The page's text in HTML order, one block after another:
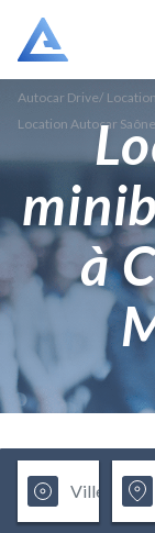
Autocar Drive/
Location Autocar
à